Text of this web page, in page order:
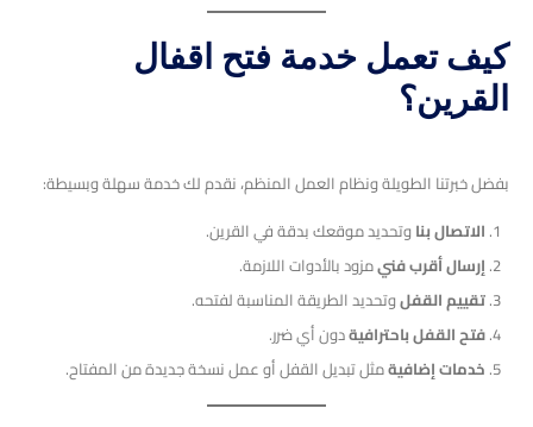
كيف تعمل خدمة فتح اقفال
القرين؟
بفضل خبرتنا الطويلة ونظام العمل المنظم، نقدم لك خدمة سهلة وبسيطة:
الاتصال بناوتحديد موقعك بدقة في القرين.
إرسال أقرب فنيمزود بالأدوات اللازمة.
تقييم القفلوتحديد الطريقة المناسبة لفتحه.
فتح القفل باحترافيةدون أي ضرر.
خدمات إضافيةمثل تبديل القفل أو عمل نسخة جديدة من المفتاح.